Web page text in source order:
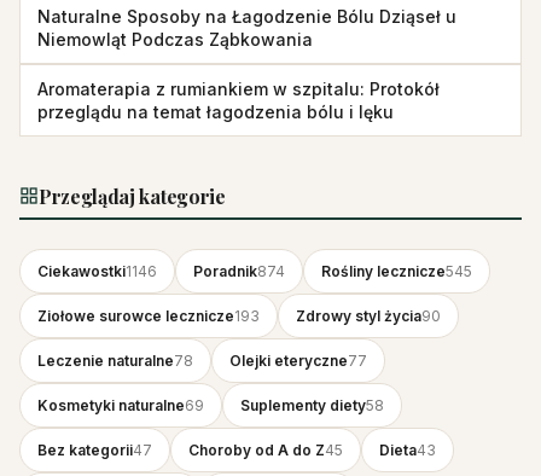
Naturalne Sposoby na Łagodzenie Bólu Dziąseł u
Niemowląt Podczas Ząbkowania
Aromaterapia z rumiankiem w szpitalu: Protokół
przeglądu na temat łagodzenia bólu i lęku
Przeglądaj kategorie
Ciekawostki1146 Poradnik874 Rośliny lecznicze545
Ziołowe surowce lecznicze193 Zdrowy styl życia90
Leczenie naturalne78 Olejki eteryczne77
Kosmetyki naturalne69 Suplementy diety58
Bez kategorii47 Choroby od A do Z45 Dieta43